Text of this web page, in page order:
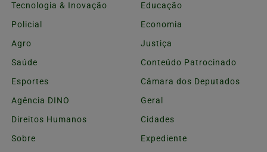
Tecnologia & Inovação
Educação
Policial
Economia
Agro
Justiça
Saúde
Conteúdo Patrocinado
Esportes
Câmara dos Deputados
Agência DINO
Geral
Direitos Humanos
Cidades
Sobre
Expediente